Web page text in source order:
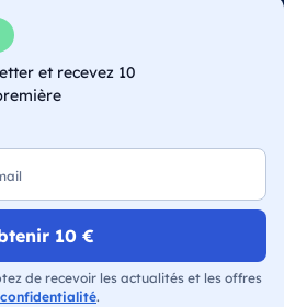
et recevez 10
10 €
de recevoir les actualités et les offres
.